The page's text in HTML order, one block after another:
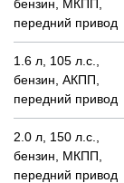
бензин, МКПП,
передний привод
1.6 л, 105 л.с.,
бензин, АКПП,
передний привод
2.0 л, 150 л.с.,
бензин, МКПП,
передний привод